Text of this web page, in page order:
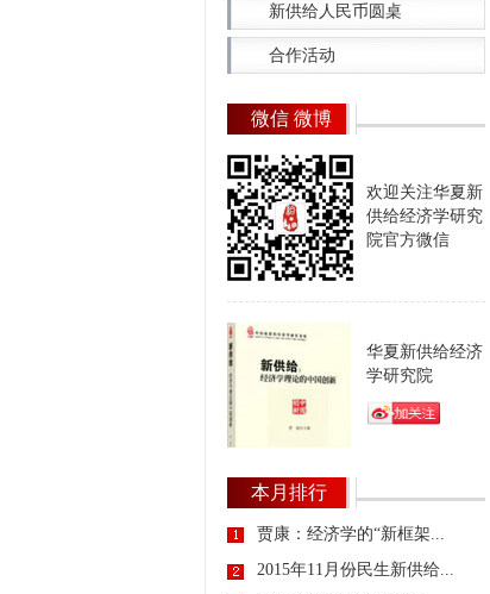
新供给人民币圆桌
合作活动
微信 微博
欢迎关注华夏新
供给经济学研究
院官方微信
华夏新供给经济
学研究院
本月排行
贾康：经济学的“新框架...
2015年11月份民生新供给...